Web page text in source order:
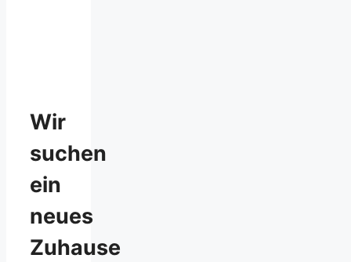
Wir
suchen
ein
neues
Zuhause